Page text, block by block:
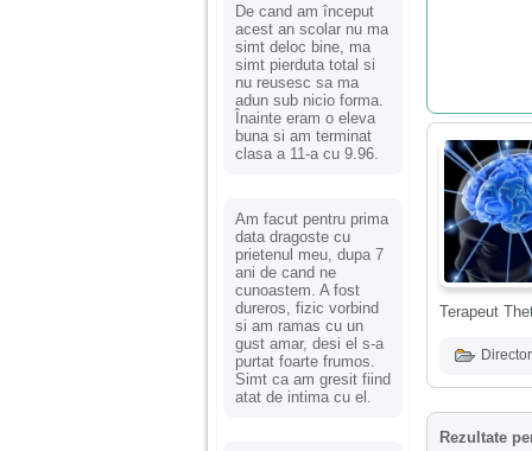
De cand am început
acest an scolar nu ma
simt deloc bine, ma
simt pierduta total si
nu reusesc sa ma
adun sub nicio forma.
Înainte eram o eleva
buna si am terminat
clasa a 11-a cu 9.96.
Am facut pentru prima
data dragoste cu
prietenul meu, dupa 7
ani de cand ne
cunoastem. A fost
dureros, fizic vorbind
si am ramas cu un
gust amar, desi el s-a
purtat foarte frumos.
Simt ca am gresit fiind
atat de intima cu el.
Terapeut
Rezultate